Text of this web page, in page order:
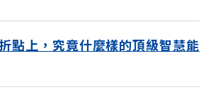
點上，究竟什麼樣的頂級智慧能